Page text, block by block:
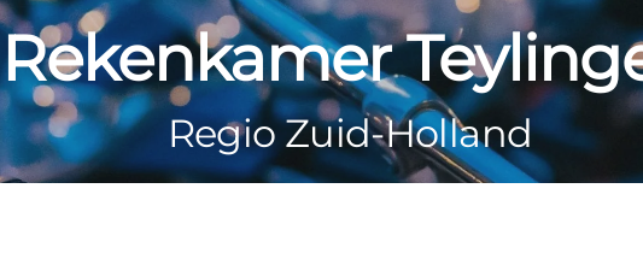
Rekenkamer
Regio Zuid-Holland